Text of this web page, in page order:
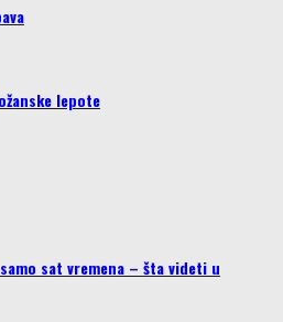
lepote
sat vremena – šta videti u